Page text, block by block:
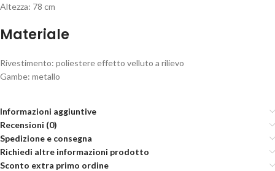
Altezza: 78 cm
Materiale
Rivestimento: poliestere effetto velluto a rilievo
Gambe: metallo
Informazioni aggiuntive
Recensioni (0)
Spedizione e consegna
Richiedi altre informazioni prodotto
Sconto extra primo ordine